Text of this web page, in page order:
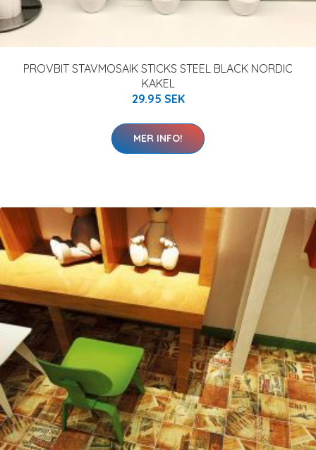
PROVBIT STAVMOSAIK STICKS STEEL BLACK NORDIC
KAKEL
29.95 SEK
MER INFO!